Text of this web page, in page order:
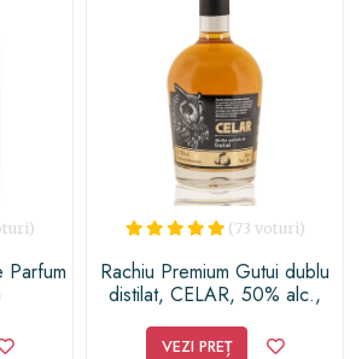
această nouă etapă a vieții!
Parfum
(73 voturi)
Rachiu Premium Gutui dublu
distilat, CELAR, 50% alc.,
VEZI PREȚ